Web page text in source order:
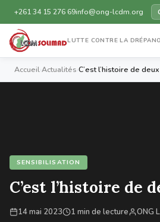
+261 34 15 276 69info@ong-lcdm.org
LUTTE CONTRE LA
AccueilActualités C’est l’histoire de
SENSIBILISATION
C’est l’histoire de
14 mai 2023 1 min de lecture ONG